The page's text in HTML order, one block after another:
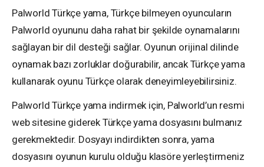
Palworld Türkçe yama, Türkçe bilmeyen oyuncuların
Palworld oyununu daha rahat bir şekilde oynamalarını
sağlayan bir dil desteği sağlar. Oyunun orijinal dilinde
oynamak bazı zorluklar doğurabilir, ancak Türkçe yama
kullanarak oyunu Türkçe olarak deneyimleyebilirsiniz.
Palworld Türkçe yama indirmek için, Palworld’un resmi
web sitesine giderek Türkçe yama dosyasını bulmanız
gerekmektedir. Dosyayı indirdikten sonra, yama
dosyasını oyunun kurulu olduğu klasöre yerleştirmeniz